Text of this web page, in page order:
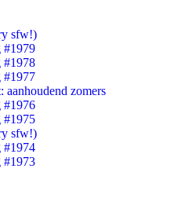
sfw!)
#1979
#1978
#1977
aanhoudend zomers
#1976
#1975
sfw!)
#1974
#1973